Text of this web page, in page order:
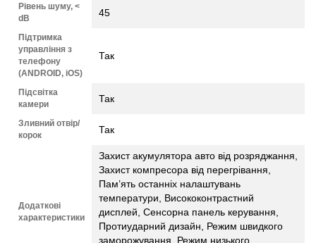
Рівень шуму, <
dB
45
Підтримка
управління з
телефону
(ANDROID, iOS)
Так
Підсвітка
камери
Так
Зливний отвір/
корок
Так
Додаткові
характеристики
Захист акумулятора авто від розряджання,
Захист компресора від перегрівання,
Пам’ять останніх налаштувань
температури, Висококонтрастний
дисплей, Сенсорна панель керування,
Протиударний дизайн, Режим швидкого
заморожування, Режим низького